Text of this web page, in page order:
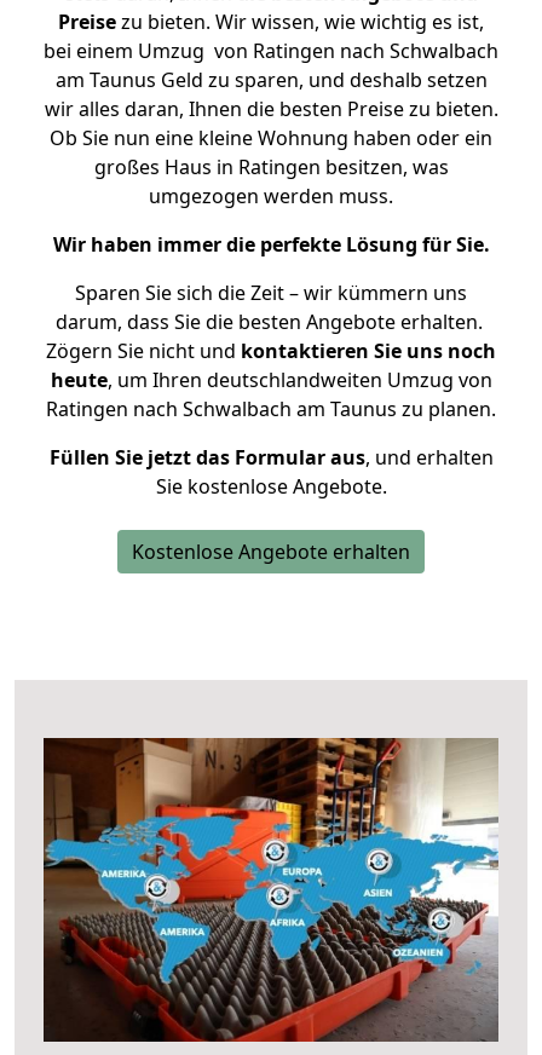
Preisezu bieten. Wir wissen, wie wichtig es ist,
bei einem Umzug von Ratingen nach Schwalbach
am Taunus Geld zu sparen, und deshalb setzen
wir alles daran, Ihnen die besten Preise zu bieten.
Ob Sie nun eine kleine Wohnung haben oder ein
großes Haus in Ratingen besitzen, was
umgezogen werden muss.
Wir haben immer die perfekte Lösung für Sie.
Sparen Sie sich die Zeit – wir kümmern uns
darum, dass Sie die besten Angebote erhalten.
Zögern Sie nicht und kontaktieren Sie uns noch
heute, um Ihren deutschlandweiten Umzug von
Ratingen nach Schwalbach am Taunus zu planen.
Füllen Sie jetzt das Formular aus, und erhalten
Sie kostenlose Angebote.
Kostenlose Angebote erhalten